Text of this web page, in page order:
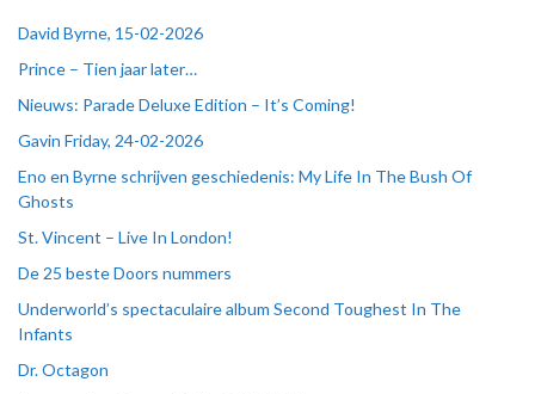
David Byrne, 15-02-2026
Prince – Tien jaar later…
Nieuws: Parade Deluxe Edition – It’s Coming!
Gavin Friday, 24-02-2026
Eno en Byrne schrijven geschiedenis: My Life In The Bush Of
Ghosts
St. Vincent – Live In London!
De 25 beste Doors nummers
Underworld’s spectaculaire album Second Toughest In The
Infants
Dr. Octagon